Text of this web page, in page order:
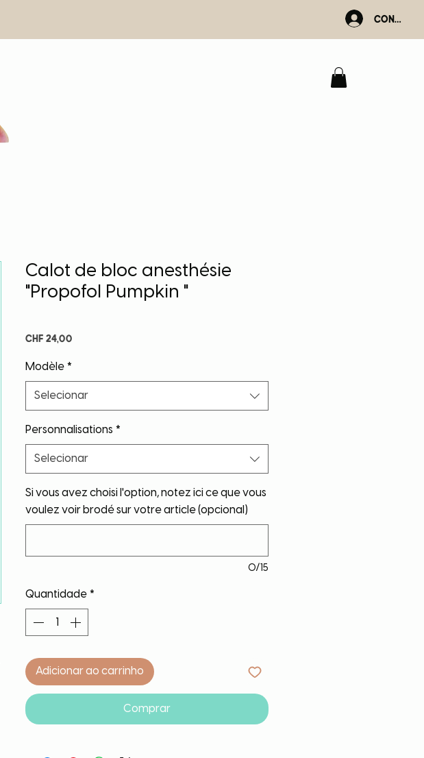
Calot de bloc anesthésie
"Propofol Pumpkin "
CHF 24,00
Modèle *
Selecionar
Personnalisations *
Selecionar
Si vous avez choisi l'option, notez ici ce que vous
voulez voir brodé sur votre article (opcional)
0/15
Quantidade *
Adicionar ao carrinho
Comprar